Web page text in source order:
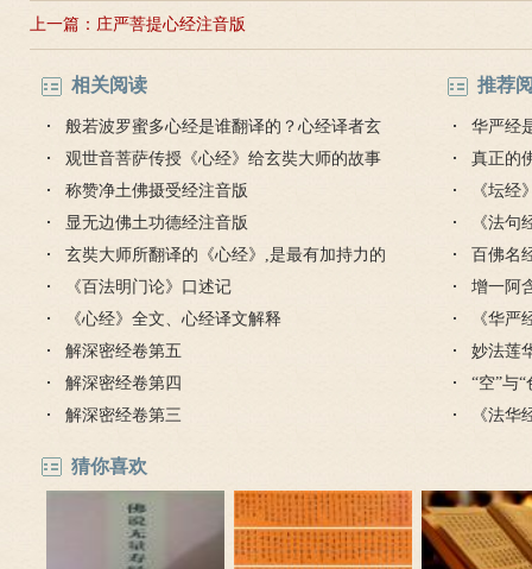
上一篇： 庄严菩提心经注音版
相关阅读
般若波罗蜜多心经是谁翻译的？心经译者玄
奘大师
观世音菩萨传授《心经》给玄奘大师的故事
称赞净土佛摄受经注音版
显无边佛土功德经注音版
玄奘大师所翻译的《心经》,是最有加持力的
《百法明门论》口述记
《心经》全文、心经译文解释
解深密经卷第五
解深密经卷第四
解深密经卷第三
推荐
华严经
真正的
毒是魔
《坛
思
《法
的讲解
百佛名
增一阿
《华严
么意思
妙法莲
“空”与
《法
猜你喜欢